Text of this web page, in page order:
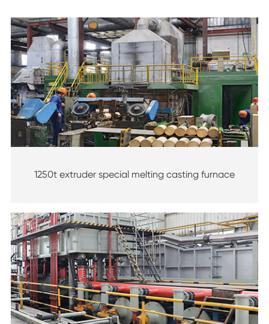
1250t extruder special melting casting furnace